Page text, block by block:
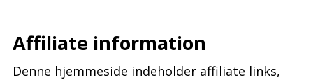
Affiliate information
Denne hjemmeside indeholder affiliate links,